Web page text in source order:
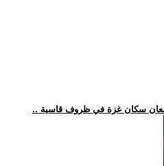
سكان غزة في ظروف قاسية